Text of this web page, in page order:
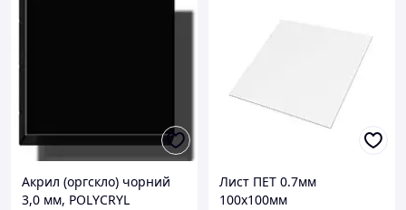
Акрил (оргскло) чорний
3,0 мм, POLYCRYL
Лист ПЕТ 0.7мм
100х100мм